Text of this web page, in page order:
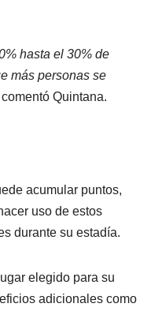
hasta el 30% de
más personas se
Quintana.
acumular puntos,
uso de estos
durante su estadía.
elegido para su
adicionales como